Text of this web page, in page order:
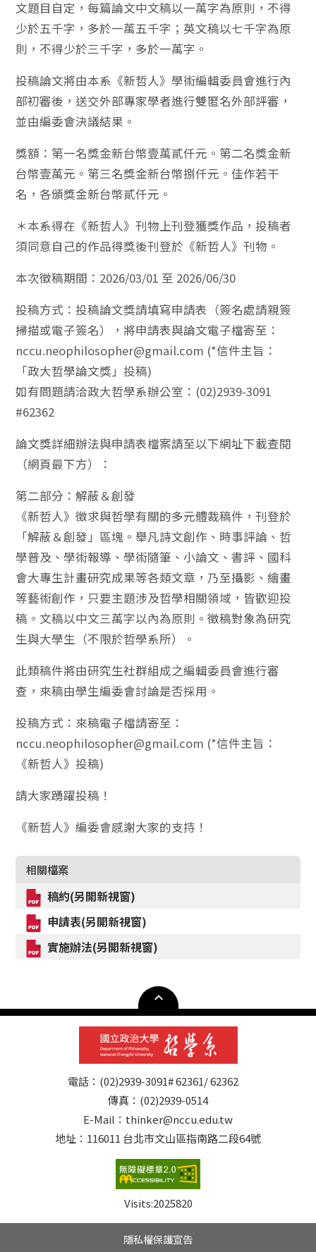
文題目自定，每篇論文中文稿以一萬字為原則，不得
少於五千字，多於一萬五千字；英文稿以七千字為原
則，不得少於三千字，多於一萬字。
投稿論文將由本系《新哲人》學術編輯委員會進行內
部初審後，送交外部專家學者進行雙匿名外部評審，
並由編委會決議結果。
獎額：第一名獎金新台幣壹萬貳仟元。第二名獎金新
台幣壹萬元。第三名獎金新台幣捌仟元。佳作若干
名，各頒獎金新台幣貳仟元。
＊本系得在《新哲人》刊物上刊登獲獎作品，投稿者
須同意自己的作品得獎後刊登於《新哲人》刊物。
本次徵稿期間：2026/03/01 至 2026/06/30
投稿方式：投稿論文獎請填寫申請表（簽名處請親簽
掃描或電子簽名），將申請表與論文電子檔寄至：
nccu.neophilosopher@gmail.com (*信件主旨：
「政大哲學論文獎」投稿)
如有問題請洽政大哲學系辦公室：(02)2939-3091
#62362
論文獎詳細辦法與申請表檔案請至以下網址下載查閱
（網頁最下方）：
第二部分：解蔽＆創發
《新哲人》徵求與哲學有關的多元體裁稿件，刊登於
「解蔽＆創發」區塊。舉凡詩文創作、時事評論、哲
學普及、學術報導、學術隨筆、小論文、書評、國科
會大專生計畫研究成果等各類文章，乃至攝影、繪畫
等藝術創作，只要主題涉及哲學相關領域，皆歡迎投
稿。文稿以中文三萬字以內為原則。徵稿對象為研究
生與大學生（不限於哲學系所）。
此類稿件將由研究生社群組成之編輯委員會進行審
查，來稿由學生編委會討論是否採用。
投稿方式：來稿電子檔請寄至：
nccu.neophilosopher@gmail.com (*信件主旨：
《新哲人》投稿)
請大家踴躍投稿！
《新哲人》編委會感謝大家的支持！
相關檔案
稿約(另開新視窗)
申請表(另開新視窗)
實施辦法(另開新視窗)
電話：(02)2939-3091# 62361/ 62362
傳真：(02)2939-0514
E-Mail：thinker@nccu.edu.tw
地址：116011 台北市文山區指南路二段64號
Visits:2025820
隱私權保護宣告